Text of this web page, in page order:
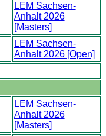
LEM Sachsen-
Anhalt 2026
[Masters]
LEM Sachsen-
Anhalt 2026 [Open]
LEM Sachsen-
Anhalt 2026
[Masters]